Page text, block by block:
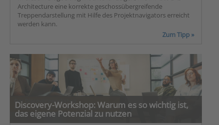
Architecture eine korrekte geschossübergreifende
Treppendarstellung mit Hilfe des Projektnavigators erreicht
werden kann.
Zum Tipp »
Discovery-Workshop: Warum es so wichtig ist,
das eigene Potenzial zu nutzen